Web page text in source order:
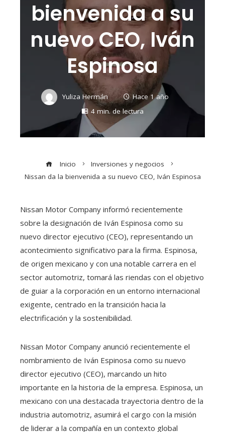
bienvenida a su
nuevo CEO, Iván
Espinosa
Yuliza Hermán
Hace 1 año
4 min. de lectura
Inicio
Inversiones y negocios
Nissan da la bienvenida a su nuevo CEO, Iván Espinosa
Nissan Motor Company informó recientemente
sobre la designación de Iván Espinosa como su
nuevo director ejecutivo (CEO), representando un
acontecimiento significativo para la firma. Espinosa,
de origen mexicano y con una notable carrera en el
sector automotriz, tomará las riendas con el objetivo
de guiar a la corporación en un entorno internacional
exigente, centrado en la transición hacia la
electrificación y la sostenibilidad.
Nissan Motor Company anunció recientemente el
nombramiento de Iván Espinosa como su nuevo
director ejecutivo (CEO), marcando un hito
importante en la historia de la empresa. Espinosa, un
mexicano con una destacada trayectoria dentro de la
industria automotriz, asumirá el cargo con la misión
de liderar a la compañía en un contexto global